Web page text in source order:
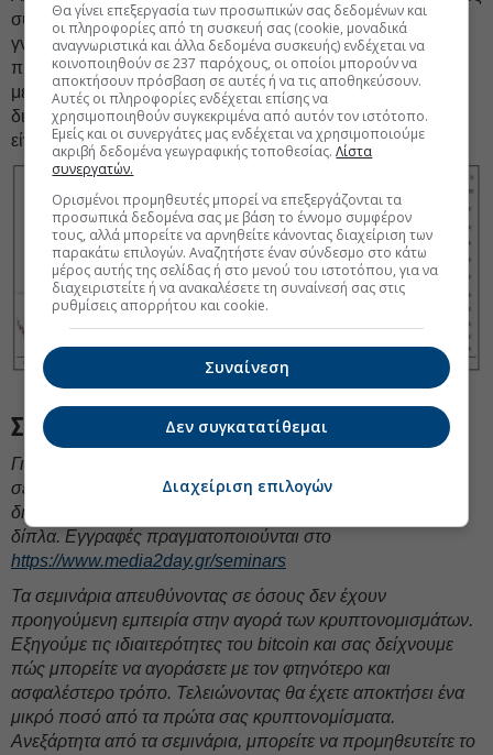
συσσώρευσης, απέτυχε χθες το βράδυ. Αυτό που
γνωρίζουμε από εμπειρία, είναι πως όσο γίνονται
προσπάθειες, η πιθανότητα να επιτύχει η επόμενη
μεγαλώνει. Αν τα καταφέρει τελικά η τιμή του bitcoin να
διασπάσει ανοδικά την πράσινη γραμμή, μόνο απίθανο δεν
είναι το σενάριο να δούμε έντονη άνοδο.
Σεμινάρια και βιβλίο
Για τον μήνα Ιούνιο, θα πραγματοποιείται ΜΟΝΟ ΕΝΑ
σεμινάριο κάθε εβδομάδα μέσω Internet. Οι παρουσιάσεις
διεξάγονται σε γκρουπ 6 ατόμων, ζωντανά, σαν να είμαστε
δίπλα. Εγγραφές πραγματοποιούνται στο
https://www.media2day.gr/seminars
Τα σεμινάρια απευθύνοντας σε όσους δεν έχουν
προηγούμενη εμπειρία στην αγορά των κρυπτονομισμάτων.
Εξηγούμε τις ιδιαιτερότητες του bitcoin και σας δείχνουμε
πώς μπορείτε να αγοράσετε με τον φτηνότερο και
ασφαλέστερο τρόπο. Τελειώνοντας θα έχετε αποκτήσει ένα
μικρό ποσό από τα πρώτα σας κρυπτονομίσματα.
Ανεξάρτητα από τα σεμινάρια, μπορείτε να προμηθευτείτε το
Θα γίνει επεξεργασία των προσωπικών σας δεδομένων και
οι πληροφορίες από τη συσκευή σας (cookie, μοναδικά
αναγνωριστικά και άλλα δεδομένα συσκευής) ενδέχεται να
κοινοποιηθούν σε 237 παρόχους, οι οποίοι μπορούν να
αποκτήσουν πρόσβαση σε αυτές ή να τις αποθηκεύσουν.
Αυτές οι πληροφορίες ενδέχεται επίσης να
χρησιμοποιηθούν συγκεκριμένα από αυτόν τον ιστότοπο.
Εμείς και οι συνεργάτες μας ενδέχεται να χρησιμοποιούμε
ακριβή δεδομένα γεωγραφικής τοποθεσίας.Λίστα
συνεργατών.
Ορισμένοι προμηθευτές μπορεί να επεξεργάζονται τα
προσωπικά δεδομένα σας με βάση το έννομο συμφέρον
τους, αλλά μπορείτε να αρνηθείτε κάνοντας διαχείριση των
παρακάτω επιλογών. Αναζητήστε έναν σύνδεσμο στο κάτω
μέρος αυτής της σελίδας ή στο μενού του ιστοτόπου, για να
διαχειριστείτε ή να ανακαλέσετε τη συναίνεσή σας στις
ρυθμίσεις απορρήτου και cookie.
Συναίνεση
Δεν συγκατατίθεμαι
Διαχείριση επιλογών